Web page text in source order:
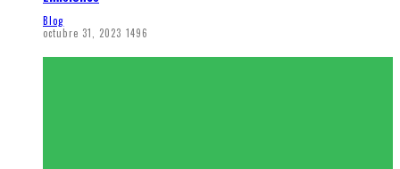
Blog
octubre 31, 2023 1496